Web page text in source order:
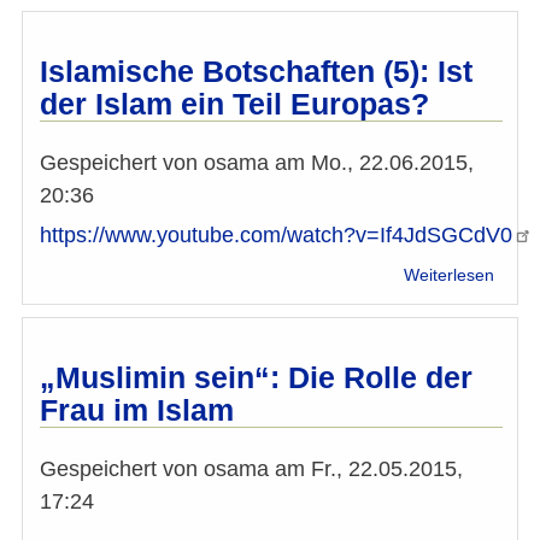
Islamische Botschaften (5): Ist
der Islam ein Teil Europas?
Gespeichert von osama am Mo., 22.06.2015,
20:36
https://www.youtube.com/watch?v=If4JdSGCdV0
Weiterlesen
„Muslimin sein“: Die Rolle der
Frau im Islam
Gespeichert von osama am Fr., 22.05.2015,
17:24